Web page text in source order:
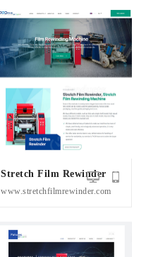
Stretch Film Rewinder
www.stretchfilmrewinder.com